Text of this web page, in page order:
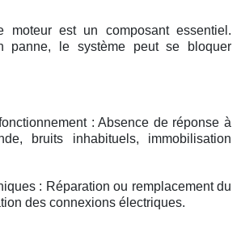
moteur est un composant essentiel.
panne, le système peut se bloquer
: Absence de réponse à
bruits inhabituels, immobilisation
: Réparation ou remplacement du
des connexions électriques.